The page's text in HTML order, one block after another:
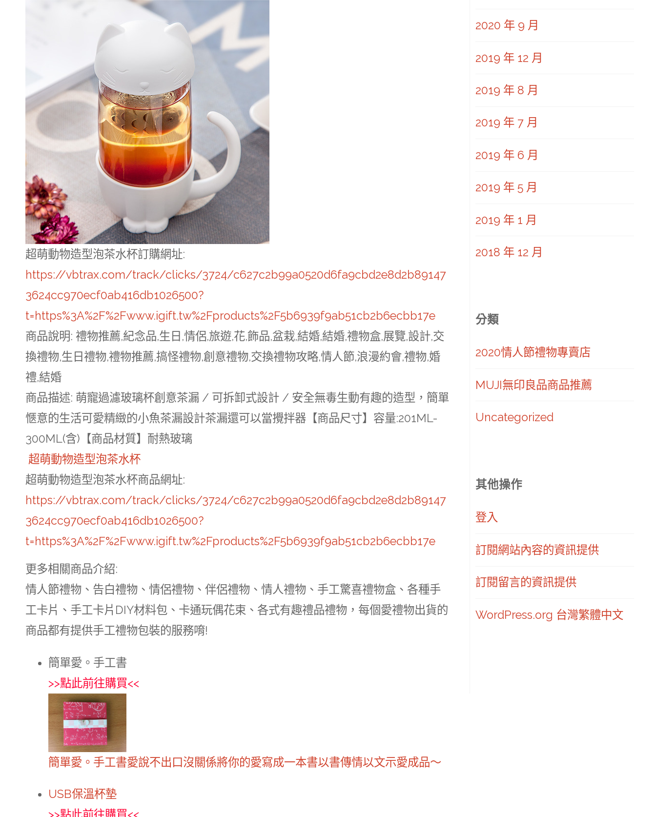
超萌動物造型泡茶水杯訂購網址:
https://vbtrax.com/track/clicks/3724/c627c2b99a0520d6fa9cbd2e8d2b89147
3624cc970ecf0ab416db1026500?
t=https%3A%2F%2Fwww.igift.tw%2Fproducts%2F5b6939f9ab51cb2b6ecbb17e
商品說明: 禮物推薦,紀念品,生日,情侶,旅遊,花,飾品,盆栽,結婚,結婚,禮物盒,展覽,設計,交
換禮物,生日禮物,禮物推薦,搞怪禮物,創意禮物,交換禮物攻略,情人節,浪漫約會,禮物,婚
禮,結婚
商品描述: 萌寵過濾玻璃杯創意茶漏 / 可拆卸式設計 / 安全無毒生動有趣的造型，簡單
愜意的生活可愛精緻的小魚茶漏設計茶漏還可以當攪拌器【商品尺寸】容量:201ML-
300ML(含)【商品材質】耐熱玻璃
超萌動物造型泡茶水杯
超萌動物造型泡茶水杯商品網址:
https://vbtrax.com/track/clicks/3724/c627c2b99a0520d6fa9cbd2e8d2b89147
3624cc970ecf0ab416db1026500?
t=https%3A%2F%2Fwww.igift.tw%2Fproducts%2F5b6939f9ab51cb2b6ecbb17e
更多相關商品介紹:
情人節禮物、告白禮物、情侶禮物、伴侶禮物、情人禮物、手工驚喜禮物盒、各種手
工卡片、手工卡片DIY材料包、卡通玩偶花束、各式有趣禮品禮物，每個愛禮物出貨的
商品都有提供手工禮物包裝的服務唷!
簡單愛。手工書
>>點此前往購買<<
簡單愛。手工書愛說不出口沒關係將你的愛寫成一本書以書傳情以文示愛成品～
USB保溫杯墊
>>點此前往購買<<
2020 年 9 月
2019 年 12 月
2019 年 8 月
2019 年 7 月
2019 年 6 月
2019 年 5 月
2019 年 1 月
2018 年 12 月
分類
2020情人節禮物專賣店
MUJI無印良品商品推薦
Uncategorized
其他操作
登入
訂閱網站內容的資訊提供
訂閱留言的資訊提供
WordPress.org 台灣繁體中文